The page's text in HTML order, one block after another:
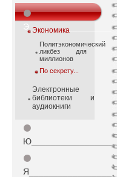
⚫
Э_________________
Экономика
Политэкономический
ликбез для
миллионов
По секрету...
Электронные
библиотеки и
аудиокниги
⚫
Ю_________________
⚫
Я_________________